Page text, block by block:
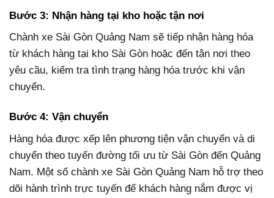
Bước 3: Nhận hàng tại kho hoặc tận nơi
Chành xe Sài Gòn Quảng Nam sẽ tiếp nhận hàng hóa
từ khách hàng tại kho Sài Gòn hoặc đến tận nơi theo
yêu cầu, kiểm tra tình trạng hàng hóa trước khi vận
chuyển.
Bước 4: Vận chuyển
Hàng hóa được xếp lên phương tiện vận chuyển và di
chuyển theo tuyến đường tối ưu từ Sài Gòn đến Quảng
Nam. Một số chành xe Sài Gòn Quảng Nam hỗ trợ theo
dõi hành trình trực tuyến để khách hàng nắm được vị